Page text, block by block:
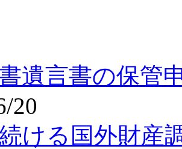
遺言書の保管
20
ける国外財産